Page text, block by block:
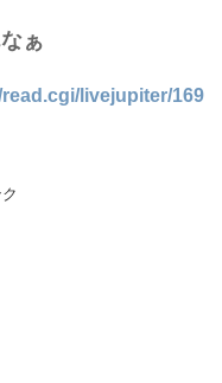
ぁ
livejupiter/169